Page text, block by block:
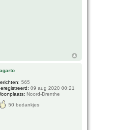
565
09 aug 2020 00:21
Noord-Drenthe
50 bedankjes